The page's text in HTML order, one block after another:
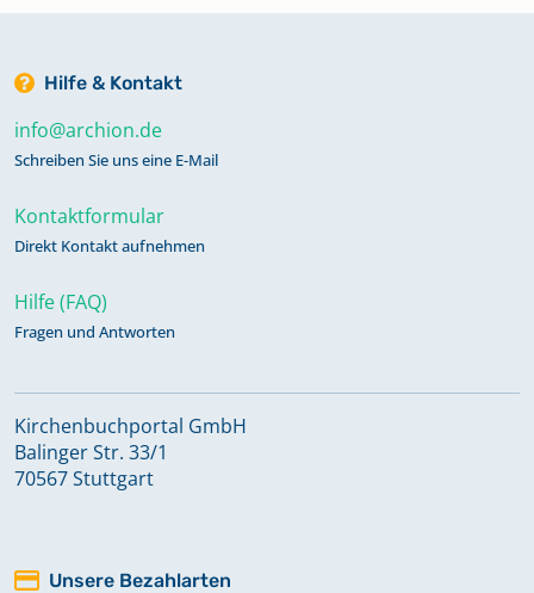
Hilfe & Kontakt
info@archion.de
Schreiben Sie uns eine E-Mail
Kontaktformular
Direkt Kontakt aufnehmen
Hilfe (FAQ)
Fragen und Antworten
Kirchenbuchportal GmbH
Balinger Str. 33/1
70567 Stuttgart
Unsere Bezahlarten